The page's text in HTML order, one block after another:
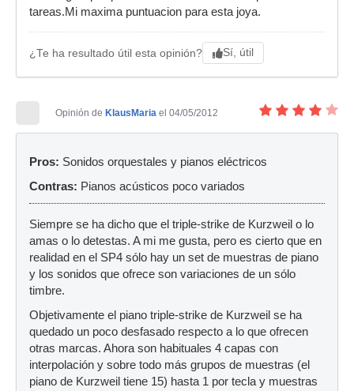
tareas.Mi maxima puntuacion para esta joya.
¿Te ha resultado útil esta opinión? Sí, útil
Opinión de KlausMaria el 04/05/2012
Pros: Sonidos orquestales y pianos eléctricos
Contras: Pianos acústicos poco variados
Siempre se ha dicho que el triple-strike de Kurzweil o lo
amas o lo detestas. A mi me gusta, pero es cierto que en
realidad en el SP4 sólo hay un set de muestras de piano
y los sonidos que ofrece son variaciones de un sólo
timbre.
Objetivamente el piano triple-strike de Kurzweil se ha
quedado un poco desfasado respecto a lo que ofrecen
otras marcas. Ahora son habituales 4 capas con
interpolación y sobre todo más grupos de muestras (el
piano de Kurzweil tiene 15) hasta 1 por tecla y muestras